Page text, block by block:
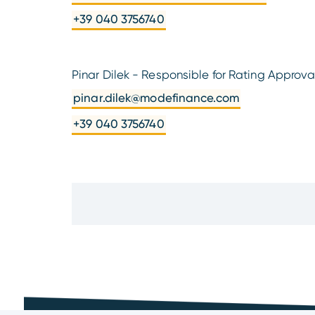
+39 040 3756740
Pinar Dilek - Responsible for Rating
pinar.dilek@modefinance.com
+39 040 3756740